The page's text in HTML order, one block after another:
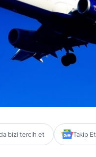
bizi tercih et Takip Et